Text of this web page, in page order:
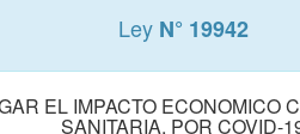
Ley N° 19942
EL IMPACTO
SANITARIA, POR COVID-